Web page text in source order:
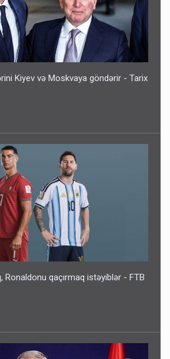
etməsindən danışdı
də, sülhdə də qalib gəldi -
Kiyev və Moskvaya göndərir - Tarix
Ronaldonu qaçırmaq istəyiblər - FTB